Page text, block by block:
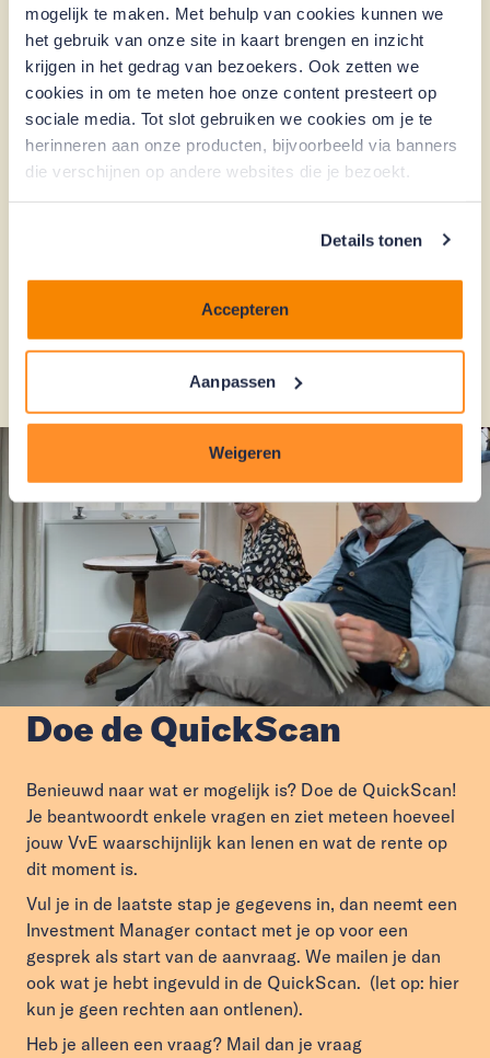
mogelijk te maken. Met behulp van cookies kunnen we
het gebruik van onze site in kaart brengen en inzicht
krijgen in het gedrag van bezoekers. Ook zetten we
cookies in om te meten hoe onze content presteert op
sociale media. Tot slot gebruiken we cookies om je te
herinneren aan onze producten, bijvoorbeeld via banners
die verschijnen op andere websites die je bezoekt.
Details tonen
Accepteren
Aanpassen
Weigeren
nauwkeurig en op tijd. Je Investment Manager
denkt met je mee en heeft voorbeelddocumenten
beschikbaar.
Als het hele proces is afgerond en de lening is
goedgekeurd, komt het geld in een bouwdepot en
kan het verduurzamen beginnen.
Het hele proces voor kleine VvE's
Doe de QuickScan
Benieuwd naar wat er mogelijk is? Doe de QuickScan!
Je beantwoordt enkele vragen en ziet meteen hoeveel
jouw VvE waarschijnlijk kan lenen en wat de rente op
dit moment is.
Vul je in de laatste stap je gegevens in, dan neemt een
Investment Manager contact met je op voor een
gesprek als start van de aanvraag. We mailen je dan
ook wat je hebt ingevuld in de QuickScan. (let op: hier
kun je geen rechten aan ontlenen).
Heb je alleen een vraag? Mail dan je vraag